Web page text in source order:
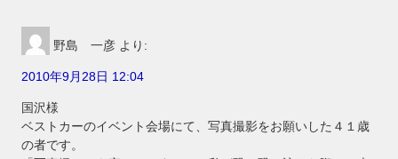
野島 一彦 より:
2010年9月28日 12:04
国沢様
ベストカーのイベント会場にて、写真撮影をお願いした４１歳
の者です。